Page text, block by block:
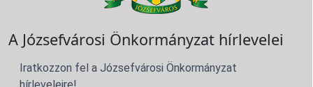
A Józsefvárosi Önkormányzat hírlevelei
Iratkozzon fel a Józsefvárosi Önkormányzat